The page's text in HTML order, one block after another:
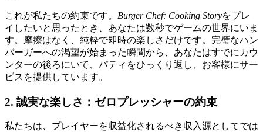
これが私たちの約束です。 Burger Chef: Cooking Storyをプレ
イしたいと思ったとき、あなたは数秒でゲームの世界にいま
す。摩擦はなく、純粋で即時の楽しさだけです。完璧なハン
バーガーへの渇望が始まった瞬間から、あなたはすでにカウ
ンターの後ろにいて、パティをひっくり返し、お客様にサー
ビスを提供しています。
2. 誠実な楽しさ：ゼロプレッシャーの約束
私たちは、プレイヤーを収益化されるべき収入源としてでは